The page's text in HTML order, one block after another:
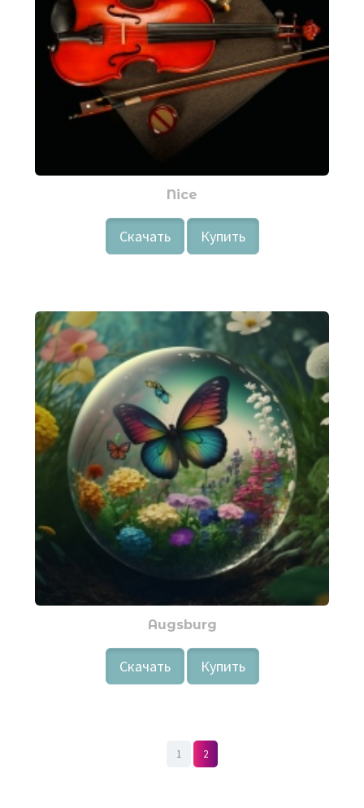
Nice
Скачать Купить
Augsburg
Скачать Купить
1 2